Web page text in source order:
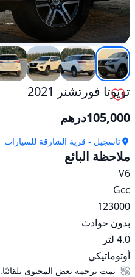
تويوتا فورتشنر 2021
105,000درهم
تاسجيل - قرية الشارقة للسيارات
ملاحظة البائع
أوتوماتيكي
تمت ترجمة بعض المحتوى تلقائيًا.